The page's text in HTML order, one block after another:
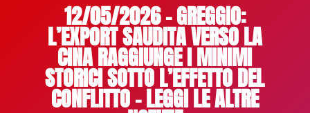
12/05/2026 – GREGGIO:
L’EXPORT SAUDITA VERSO LA
CINA RAGGIUNGE I MINIMI
STORICI SOTTO L’EFFETTO DEL
CONFLITTO – LEGGI LE ALTRE